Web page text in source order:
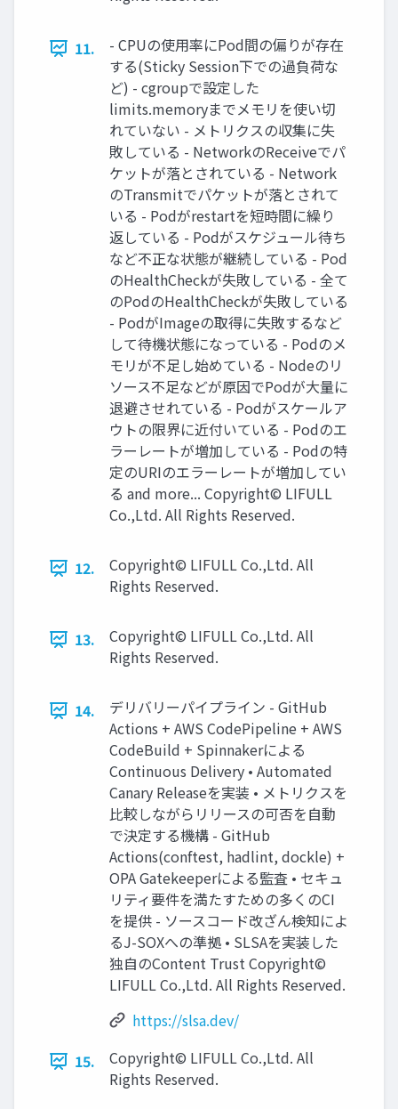
11.
- CPUの使用率にPod間の偏りが存在
する(Sticky Session下での過負荷な
ど) - cgroupで設定した
limits.memoryまでメモリを使い切
れていない - メトリクスの収集に失
敗している - NetworkのReceiveでパ
ケットが落とされている - Network
のTransmitでパケットが落とされて
いる - Podがrestartを短時間に繰り
返している - Podがスケジュール待ち
など不正な状態が継続している - Pod
のHealthCheckが失敗している - 全て
のPodのHealthCheckが失敗している
- PodがImageの取得に失敗するなど
して待機状態になっている - Podのメ
モリが不足し始めている - Nodeのリ
ソース不足などが原因でPodが大量に
退避させれている - Podがスケールア
ウトの限界に近付いている - Podのエ
ラーレートが増加している - Podの特
定のURIのエラーレートが増加してい
る and more... Copyright© LIFULL
Co.,Ltd. All Rights Reserved.
12.
Copyright© LIFULL Co.,Ltd. All
Rights Reserved.
13.
Copyright© LIFULL Co.,Ltd. All
Rights Reserved.
14.
デリバリーパイプライン - GitHub
Actions + AWS CodePipeline + AWS
CodeBuild + Spinnakerによる
Continuous Delivery • Automated
Canary Releaseを実装 • メトリクスを
比較しながらリリースの可否を自動
で決定する機構 - GitHub
Actions(conftest, hadlint, dockle) +
OPA Gatekeeperによる監査 • セキュ
リティ要件を満たすための多くのCI
を提供 - ソースコード改ざん検知によ
るJ-SOXへの準拠 • SLSAを実装した
独自のContent Trust Copyright©
LIFULL Co.,Ltd. All Rights Reserved.
https://slsa.dev/
15.
Copyright© LIFULL Co.,Ltd. All
Rights Reserved.